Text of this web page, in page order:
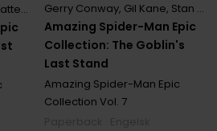
Peter David
Amazing Spider-Man Epic
Collection: The Goblin's
Last Stand
Gerry Conway, Gil Kane, Stan Lee
Amazing Spider-Man Epic
Collection Vol. 7